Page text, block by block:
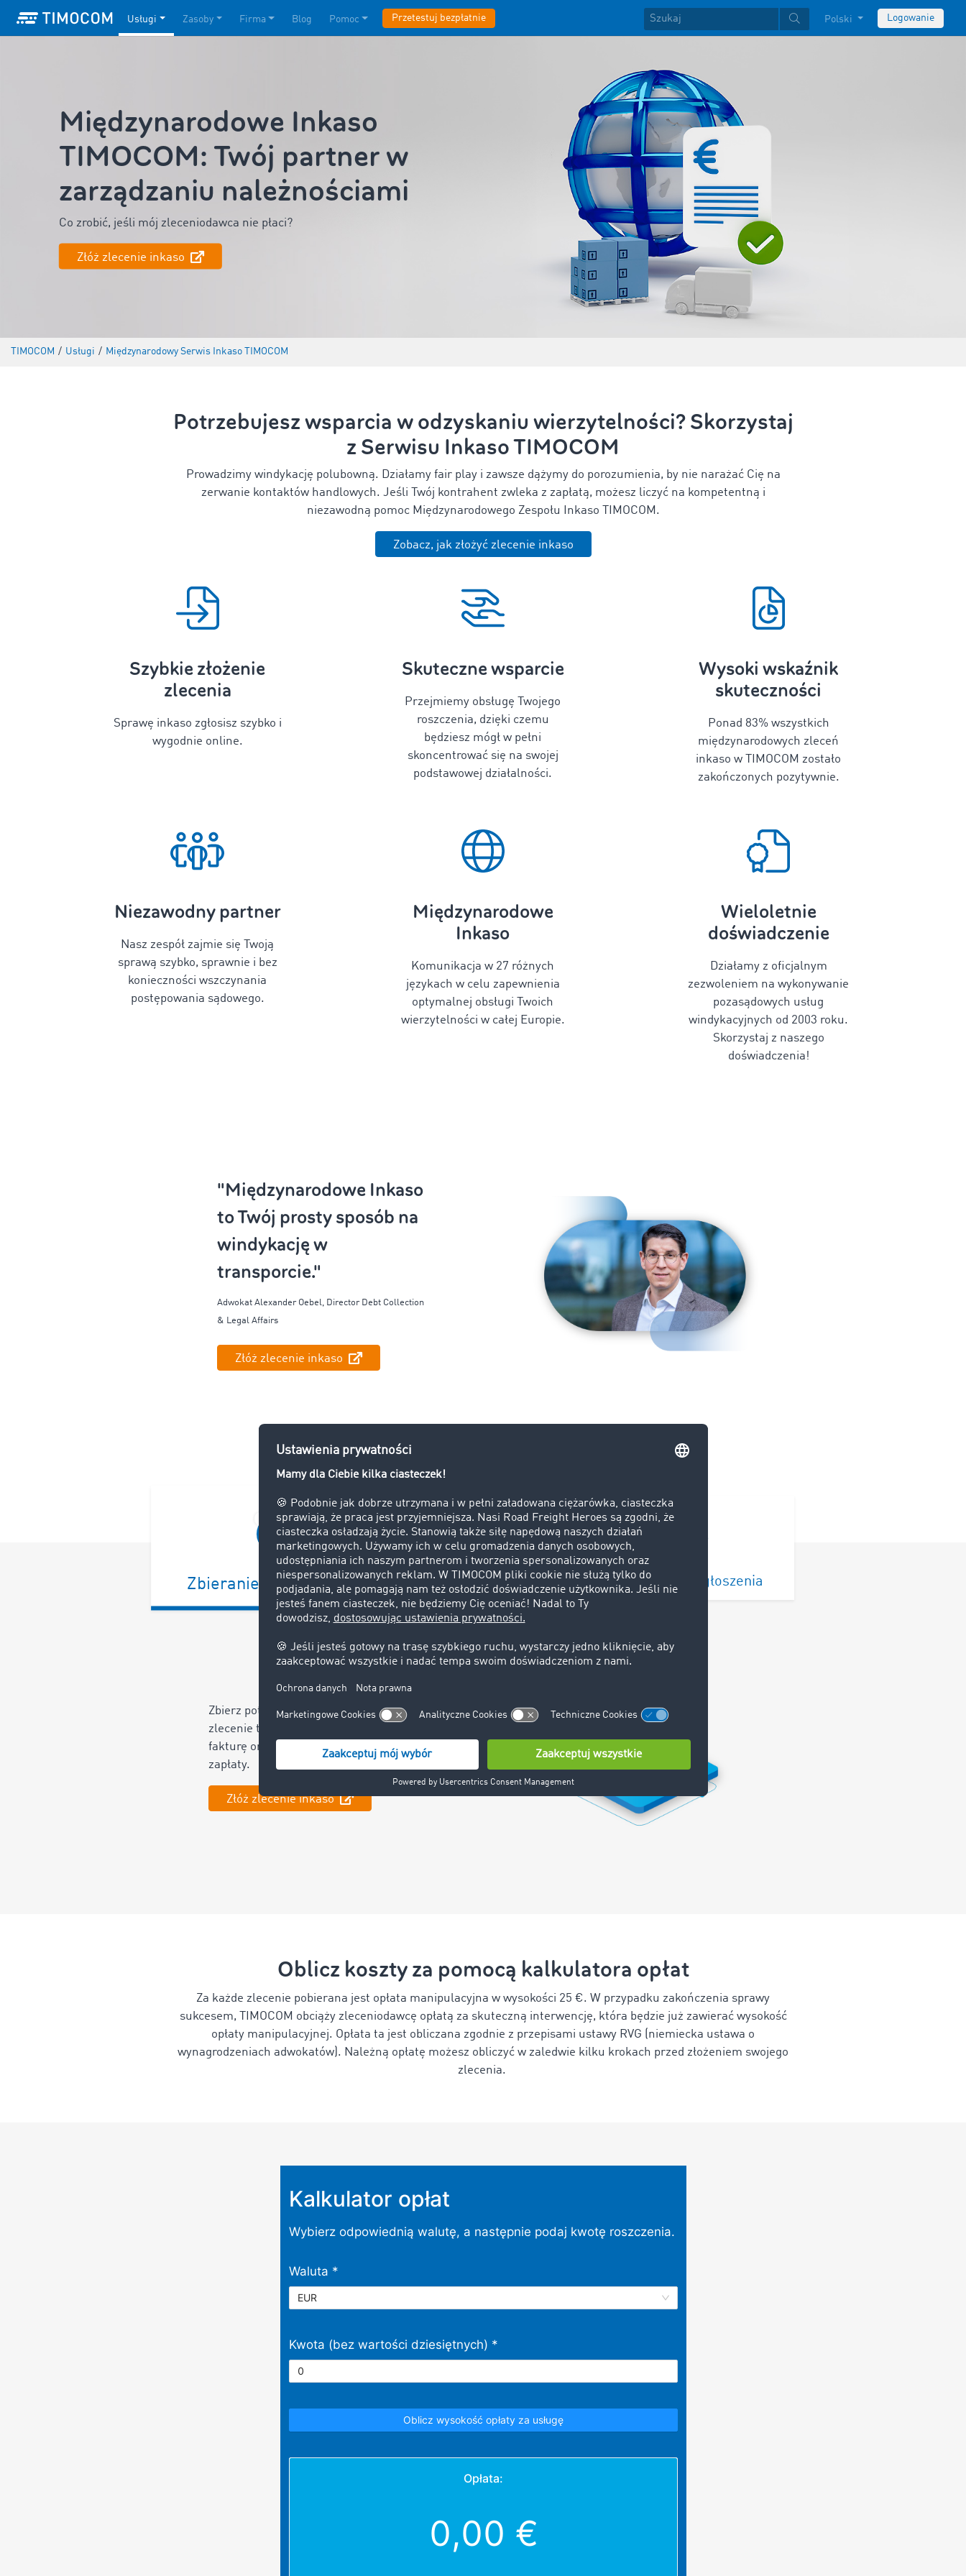
Usługi Zasoby Firma Blog Pomoc Przetestuj bezpłatnie Polski Logowanie
Międzynarodowe Inkaso
TIMOCOM: Twój partner w
zarządzaniu należnościami
Co zrobić, jeśli mój zleceniodawca nie płaci?
Złóż zlecenie inkaso
TIMOCOM / Usługi / Międzynarodowy Serwis Inkaso TIMOCOM
Potrzebujesz wsparcia w odzyskaniu wierzytelności? Skorzystaj
z Serwisu Inkaso TIMOCOM
Prowadzimy windykację polubowną. Działamy fair play i zawsze dążymy do porozumienia, by nie narażać Cię na
zerwanie kontaktów handlowych. Jeśli Twój kontrahent zwleka z zapłatą, możesz liczyć na kompetentną i
niezawodną pomoc Międzynarodowego Zespołu Inkaso TIMOCOM.
Zobacz, jak złożyć zlecenie inkaso
Szybkie złożenie
zlecenia
Sprawę inkaso zgłosisz szybko i
wygodnie online.
Skuteczne wsparcie
Przejmiemy obsługę Twojego
roszczenia, dzięki czemu
będziesz mógł w pełni
skoncentrować się na swojej
podstawowej działalności.
Wysoki wskaźnik
skuteczności
Ponad 83% wszystkich
międzynarodowych zleceń
inkaso w TIMOCOM zostało
zakończonych pozytywnie.
Niezawodny partner
Nasz zespół zajmie się Twoją
sprawą szybko, sprawnie i bez
konieczności wszczynania
postępowania sądowego.
Międzynarodowe
Inkaso
Komunikacja w 27 różnych
językach w celu zapewnienia
optymalnej obsługi Twoich
wierzytelności w całej Europie.
Wieloletnie
doświadczenie
Działamy z oficjalnym
zezwoleniem na wykonywanie
pozasądowych usług
windykacyjnych od 2003 roku.
Skorzystaj z naszego
doświadczenia!
"Międzynarodowe Inkaso
to Twój prosty sposób na
windykację w
transporcie."
Adwokat Alexander Oebel, Director Debt Collection
& Legal Affairs
Złóż zlecenie inkaso
Jak zgłosić sprawę do Inkaso TIMOCOM?
Zbieranie dokumentów Złożenie wniosku Weryfikacja zgłoszenia
Zbierz potrzebne dokumenty takie jak
zlecenie transportowe, dowód dostawy,
fakturę oraz ostatnie wezwanie do
zapłaty.
Złóż zlecenie inkaso
Oblicz koszty za pomocą kalkulatora opłat
Za każde zlecenie pobierana jest opłata manipulacyjna w wysokości 25 €. W przypadku zakończenia sprawy
sukcesem, TIMOCOM obciąży zleceniodawcę opłatą za skuteczną interwencję, która będzie już zawierać wysokość
opłaty manipulacyjnej. Opłata ta jest obliczana zgodnie z przepisami ustawy RVG (niemiecka ustawa o
wynagrodzeniach adwokatów). Należną opłatę możesz obliczyć w zaledwie kilku krokach przed złożeniem swojego
zlecenia.